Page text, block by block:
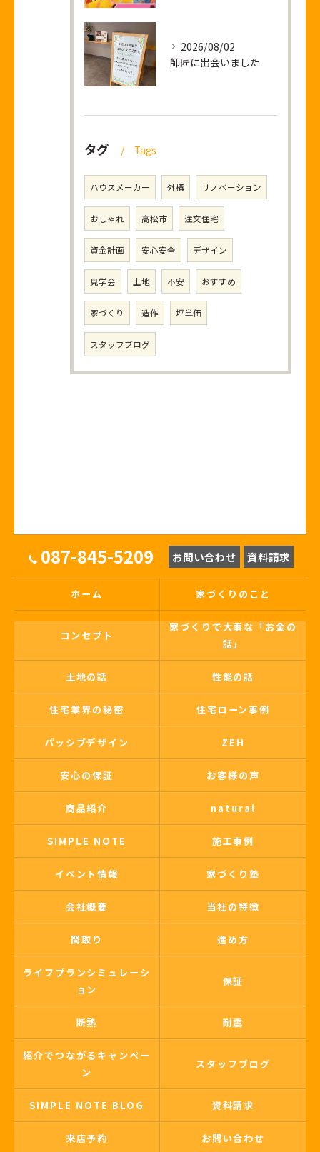
2026/08/02
師匠に出会いました
タグ Tags
ハウスメーカー 外構 リノベーション
おしゃれ 高松市 注文住宅
資金計画 安心安全 デザイン
見学会 土地 不安 おすすめ
家づくり 造作 坪単価
スタッフブログ
087-845-5209 お問い合わせ 資料請求
ホーム 家づくりのこと
コンセプト
家づくりで大事な「お金の
話」
土地の話 性能の話
住宅業界の秘密 住宅ローン事例
パッシブデザイン ZEH
安心の保証 お客様の声
商品紹介 natural
SIMPLE NOTE 施工事例
イベント情報 家づくり塾
会社概要 当社の特徴
間取り 進め方
ライフプランシミュレーシ
ョン
保証
断熱 耐震
紹介でつながるキャンペー
ン
スタッフブログ
SIMPLE NOTE BLOG 資料請求
来店予約 お問い合わせ